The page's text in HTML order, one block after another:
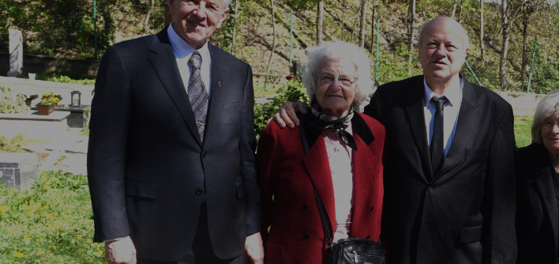
Galéria
Dakar 2026
Los Angeles 2028
MOB
Kettőskarrier-program